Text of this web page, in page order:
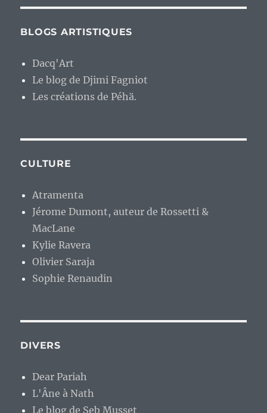
BLOGS ARTISTIQUES
Dacq'Art
Le blog de Djimi Fagniot
Les créations de Péhä.
CULTURE
Atramenta
Jérome Dumont, auteur de Rossetti &
MacLane
Kylie Ravera
Olivier Saraja
Sophie Renaudin
DIVERS
Dear Pariah
L'Âne à Nath
Le blog de Seb Musset